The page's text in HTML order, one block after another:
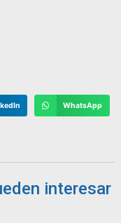
WhatsApp
interesar